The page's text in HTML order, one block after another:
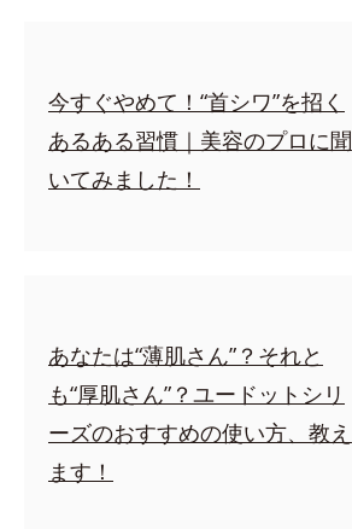
今すぐやめて！“首シワ”を招く
あるある習慣｜美容のプロに聞
いてみました！
あなたは“薄肌さん”？それと
も“厚肌さん”？ユードットシリ
ーズのおすすめの使い方、教え
ます！